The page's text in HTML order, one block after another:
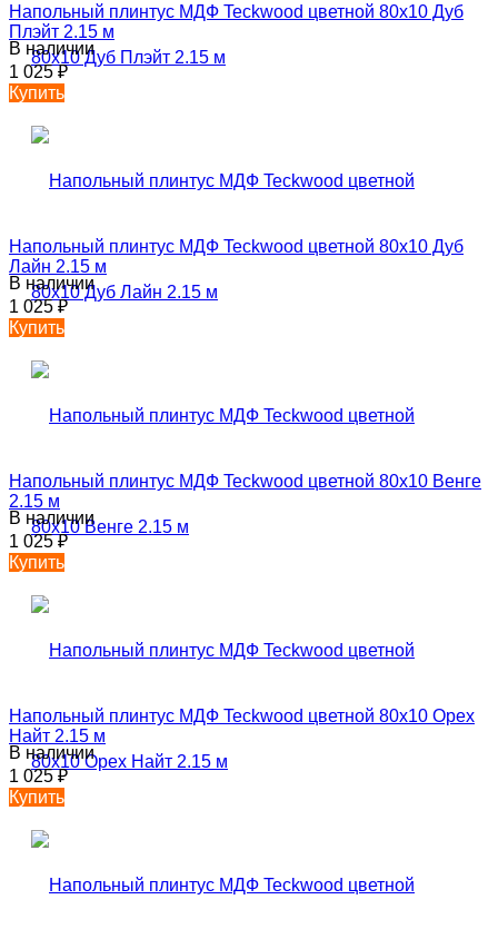
Напольный плинтус МДФ Teckwood цветной 80х10 Дуб
Плэйт 2.15 м
В наличии
1 025₽
Купить
Напольный плинтус МДФ Teckwood цветной 80х10 Дуб
Лайн 2.15 м
В наличии
1 025₽
Купить
Напольный плинтус МДФ Teckwood цветной 80х10 Венге
2.15 м
В наличии
1 025₽
Купить
Напольный плинтус МДФ Teckwood цветной 80х10 Орех
Найт 2.15 м
В наличии
1 025₽
Купить